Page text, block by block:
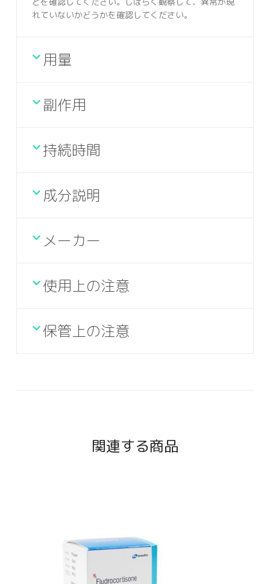
れていないかどうかを確認してください。
用量
副作用
持続時間
成分説明
メーカー
使用上の注意
保管上の注意
関連する商品